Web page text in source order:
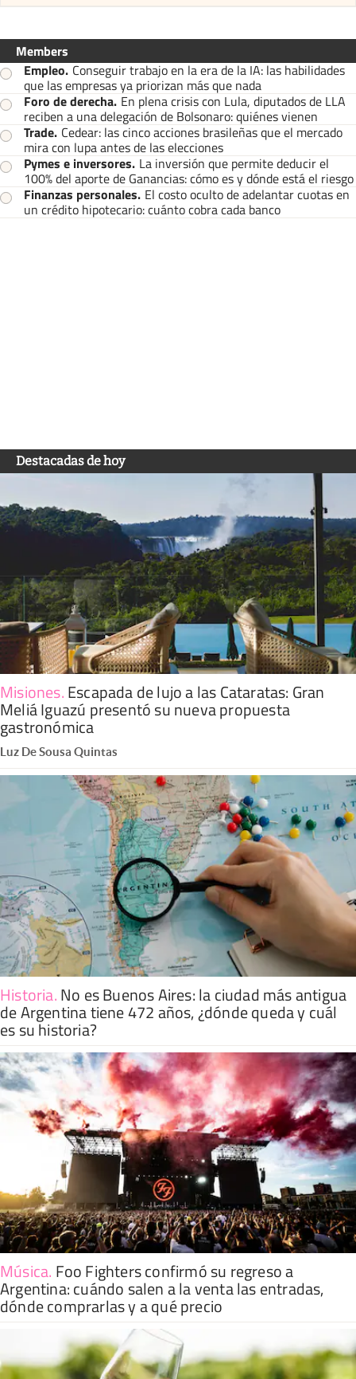
Members
Empleo. Conseguir trabajo en la era de la IA: las habilidades
que las empresas ya priorizan más que nada
Foro de derecha. En plena crisis con Lula, diputados de LLA
reciben a una delegación de Bolsonaro: quiénes vienen
Trade. Cedear: las cinco acciones brasileñas que el mercado
mira con lupa antes de las elecciones
Pymes e inversores. La inversión que permite deducir el
100% del aporte de Ganancias: cómo es y dónde está el riesgo
Finanzas personales. El costo oculto de adelantar cuotas en
un crédito hipotecario: cuánto cobra cada banco
Destacadas de hoy
Misiones.Escapada de lujo a las Cataratas: Gran
Meliá Iguazú presentó su nueva propuesta
gastronómica
Luz De Sousa Quintas
Historia.No es Buenos Aires: la ciudad más antigua
de Argentina tiene 472 años, ¿dónde queda y cuál
es su historia?
Música. Foo Fighters confirmó su regreso a
Argentina: cuándo salen a la venta las entradas,
dónde comprarlas y a qué precio